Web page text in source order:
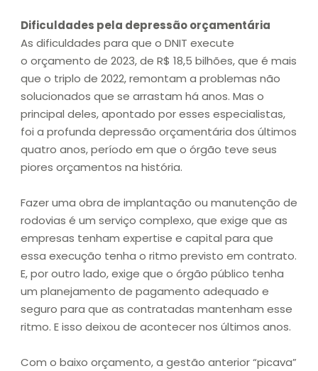
Dificuldades pela depressão orçamentária
As dificuldades para que o DNIT execute
o orçamento de 2023, de R$ 18,5 bilhões, que é mais
que o triplo de 2022, remontam a problemas não
solucionados que se arrastam há anos. Mas o
principal deles, apontado por esses especialistas,
foi a profunda depressão orçamentária dos últimos
quatro anos, período em que o órgão teve seus
piores orçamentos na história.
Fazer uma obra de implantação ou manutenção de
rodovias é um serviço complexo, que exige que as
empresas tenham expertise e capital para que
essa execução tenha o ritmo previsto em contrato.
E, por outro lado, exige que o órgão público tenha
um planejamento de pagamento adequado e
seguro para que as contratadas mantenham esse
ritmo. E isso deixou de acontecer nos últimos anos.
Com o baixo orçamento, a gestão anterior “picava”